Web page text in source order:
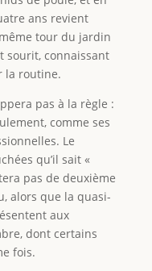
ans revient
tour du jardin
sourit, connaissant
la routine.
pas à la règle :
comme ses
Le
qu’il sait «
pas de deuxième
alors que la quasi-
aux
dont certains
fois.